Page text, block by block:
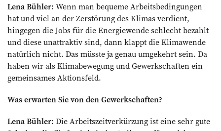
Lena Bühler: Wenn man bequeme Arbeitsbedingungen
hat und viel an der Zerstörung des Klimas verdient,
hingegen die Jobs für die Energiewende schlecht bezahlt
und diese unattraktiv sind, dann klappt die Klimawende
natürlich nicht. Das müsste ja genau umgekehrt sein. Da
haben wir als Klimabewegung und Gewerkschaften ein
gemeinsames Aktionsfeld.
Was erwarten Sie von den Gewerkschaften?
Lena Bühler: Die Arbeitszeitverkürzung ist eine sehr gute